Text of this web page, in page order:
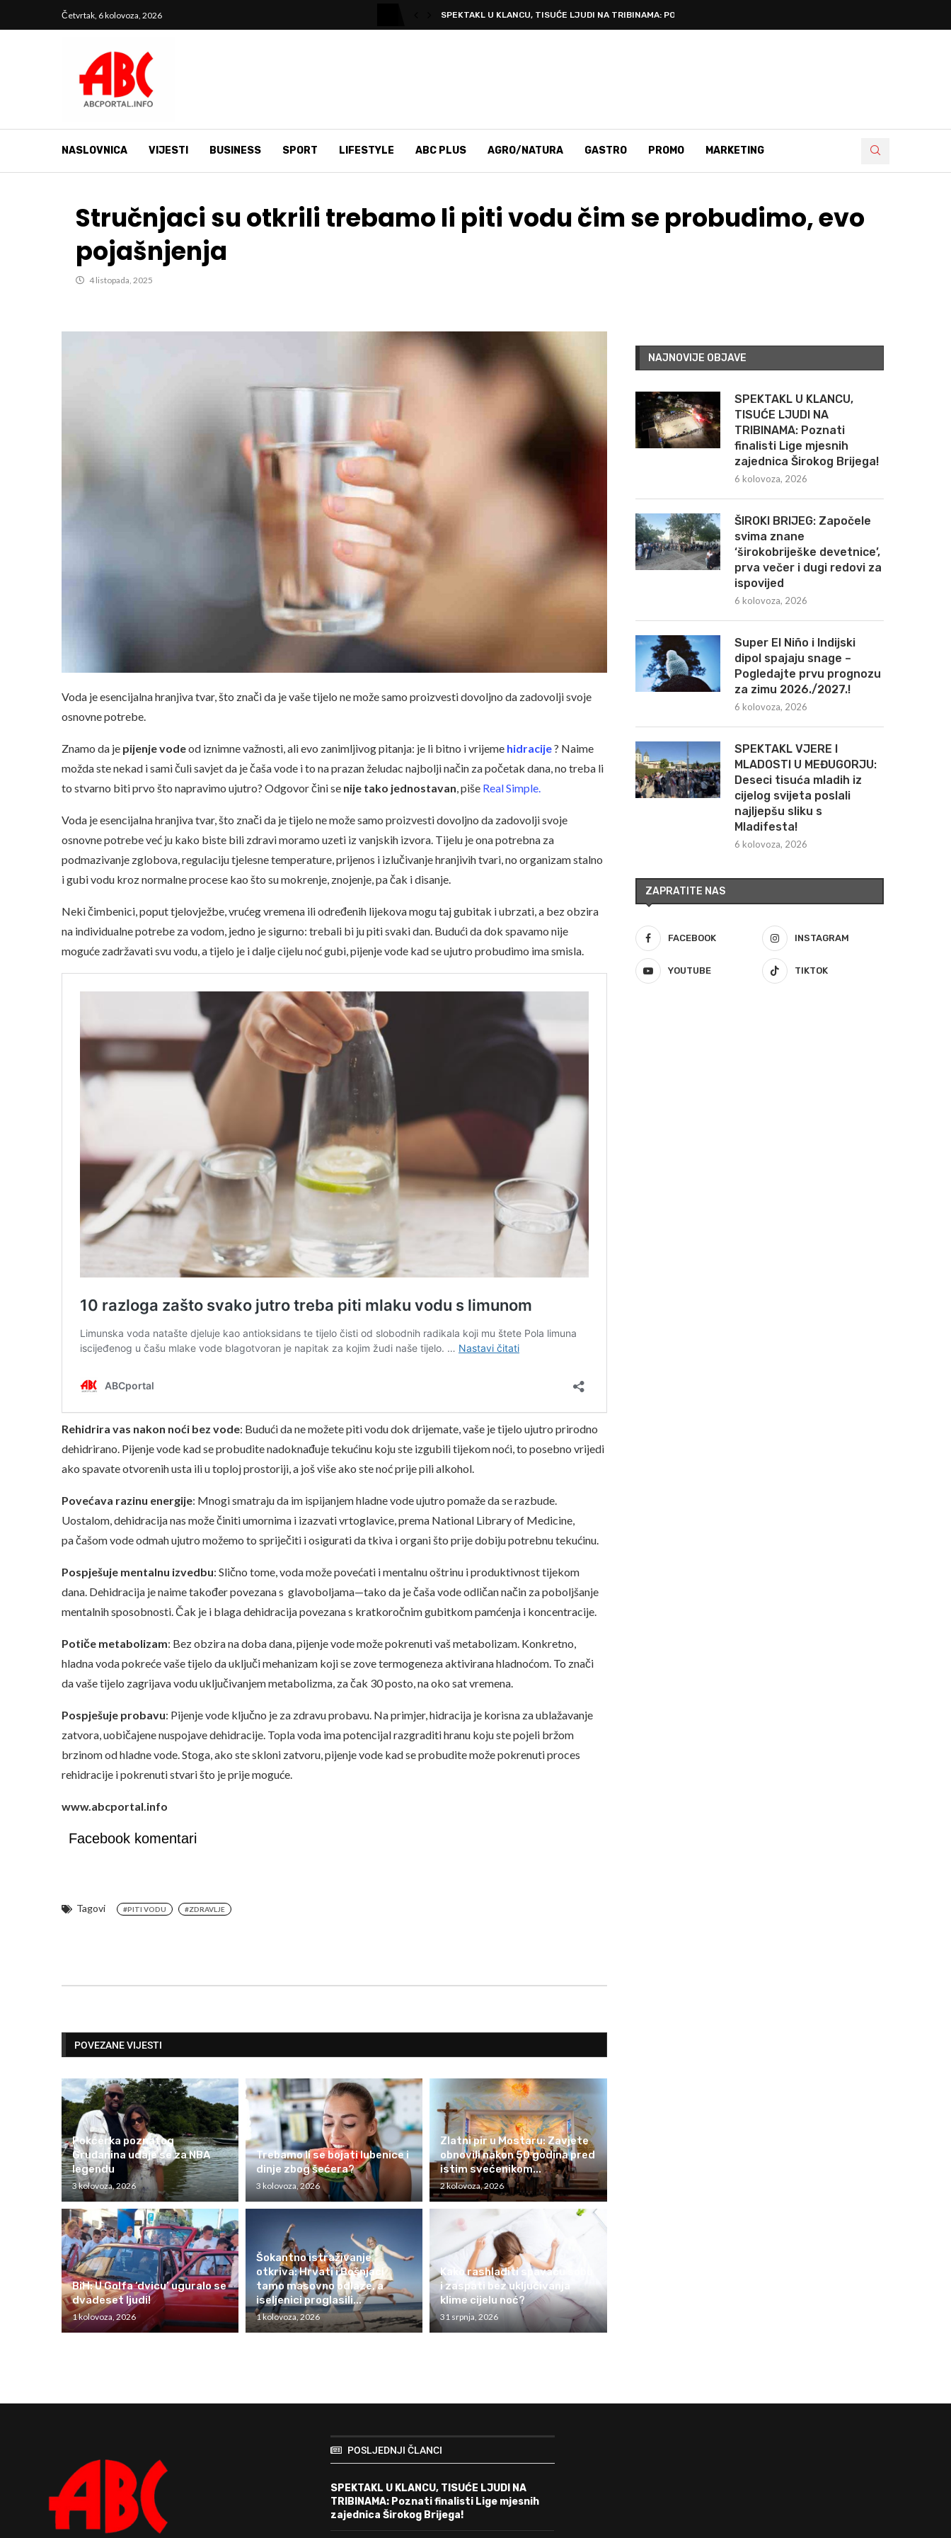
Četvrtak, 6 kolovoza, 2026 SPEKTAKL U KLANCU, TISUĆE LJUDI NA TRIBINAMA: POZNATI...
NASLOVNICA VIJESTI BUSINESS SPORT LIFESTYLE ABC PLUS AGRO/NATURA GASTRO PROMO MARKETING
Stručnjaci su otkrili trebamo li piti vodu čim se probudimo, evo
pojašnjenja
4 listopada, 2025
Voda je esencijalna hranjiva tvar, što znači da je vaše tijelo ne može samo proizvesti dovoljno da zadovolji svoje
osnovne potrebe.
Znamo da je pijenje vodeod iznimne važnosti, ali evo zanimljivog pitanja: je li bitno i vrijeme hidracije? Naime
možda ste nekad i sami čuli savjet da je čaša vode i to na prazan želudac najbolji način za početak dana, no treba li
to stvarno biti prvo što napravimo ujutro? Odgovor čini se nije tako jednostavan , piše Real Simple.
Voda je esencijalna hranjiva tvar, što znači da je tijelo ne može samo proizvesti dovoljno da zadovolji svoje
osnovne potrebe već ju kako biste bili zdravi moramo uzeti iz vanjskih izvora. Tijelu je ona potrebna za
podmazivanje zglobova, regulaciju tjelesne temperature, prijenos i izlučivanje hranjivih tvari, no organizam stalno
i gubi vodu kroz normalne procese kao što su mokrenje, znojenje, pa čak i disanje.
Neki čimbenici, poput tjelovježbe, vrućeg vremena ili određenih lijekova mogu taj gubitak i ubrzati, a bez obzira
na individualne potrebe za vodom, jedno je sigurno: trebali bi ju piti svaki dan. Budući da dok spavamo nije
moguće zadržavati svu vodu, a tijelo je i dalje cijelu noć gubi, pijenje vode kad se ujutro probudimo ima smisla.
Rehidrira vas nakon noći bez vode: Budući da ne možete piti vodu dok drijemate, vaše je tijelo ujutro prirodno
dehidrirano. Pijenje vode kad se probudite nadoknađuje tekućinu koju ste izgubili tijekom noći, to posebno vrijedi
ako spavate otvorenih usta ili u toploj prostoriji, a još više ako ste noć prije pili alkohol.
Povećava razinu energije: Mnogi smatraju da im ispijanjem hladne vode ujutro pomaže da se razbude.
Uostalom, dehidracija nas može činiti umornima i izazvati vrtoglavice, prema National Library of Medicine,
pa čašom vode odmah ujutro možemo to spriječiti i osigurati da tkiva i organi što prije dobiju potrebnu tekućinu.
Pospješuje mentalnu izvedbu: Slično tome, voda može povećati i mentalnu oštrinu i produktivnost tijekom
dana. Dehidracija je naime također povezana s glavoboljama—tako da je čaša vode odličan način za poboljšanje
mentalnih sposobnosti. Čak je i blaga dehidracija povezana s kratkoročnim gubitkom pamćenja i koncentracije.
Potiče metabolizam: Bez obzira na doba dana, pijenje vode može pokrenuti vaš metabolizam. Konkretno,
hladna voda pokreće vaše tijelo da uključi mehanizam koji se zove termogeneza aktivirana hladnoćom. To znači
da vaše tijelo zagrijava vodu uključivanjem metabolizma, za čak 30 posto, na oko sat vremena.
Pospješuje probavu: Pijenje vode ključno je za zdravu probavu. Na primjer, hidracija je korisna za ublažavanje
zatvora, uobičajene nuspojave dehidracije. Topla voda ima potencijal razgraditi hranu koju ste pojeli bržom
brzinom od hladne vode. Stoga, ako ste skloni zatvoru, pijenje vode kad se probudite može pokrenuti proces
rehidracije i pokrenuti stvari što je prije moguće.
www.abcportal.info
Facebook komentari
Tagovi #PITI VODU #ZDRAVLJE
POVEZANE VIJESTI
Pokćerka poznatog
Gruđanina udaje se za NBA
legendu
3 kolovoza, 2026
Trebamo li se bojati lubenice i
dinje zbog šećera?
3 kolovoza, 2026
Zlatni pir u Mostaru: Zavjete
obnovili nakon 50 godina pred
istim svećenikom...
2 kolovoza, 2026
BiH: U Golfa ‘dvicu’ uguralo se
dvadeset ljudi!
1 kolovoza, 2026
Šokantno istraživanje
otkriva: Hrvati i Bošnjaci
tamo masovno odlaze, a
iseljenici proglasili...
1 kolovoza, 2026
Kako rashladiti spavaću sobu
i zaspati bez uključivanja
klime cijelu noć?
31 srpnja, 2026
NAJNOVIJE OBJAVE
SPEKTAKL U KLANCU,
TISUĆE LJUDI NA
TRIBINAMA: Poznati
finalisti Lige mjesnih
zajednica Širokog Brijega!
6 kolovoza, 2026
ŠIROKI BRIJEG: Započele
svima znane
‘širokobriješke devetnice’,
prva večer i dugi redovi za
ispovijed
6 kolovoza, 2026
Super El Niño i Indijski
dipol spajaju snage –
Pogledajte prvu prognozu
za zimu 2026./2027.!
6 kolovoza, 2026
SPEKTAKL VJERE I
MLADOSTI U MEĐUGORJU:
Deseci tisuća mladih iz
cijelog svijeta poslali
najljepšu sliku s
Mladifesta!
6 kolovoza, 2026
ZAPRATITE NAS
FACEBOOK INSTAGRAM
YOUTUBE TIKTOK
POSLJEDNJI ČLANCI
SPEKTAKL U KLANCU, TISUĆE LJUDI NA
TRIBINAMA: Poznati finalisti Lige mjesnih
zajednica Širokog Brijega!